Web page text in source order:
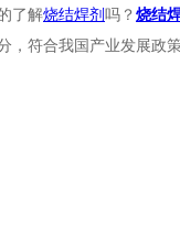
烧结焊剂
了解烧结焊剂 吗？ 烧结
，符合我国产业发展政